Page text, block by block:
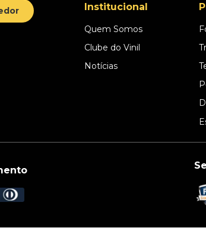
Institucional
Quem Somos
Clube do Vinil
Notícias